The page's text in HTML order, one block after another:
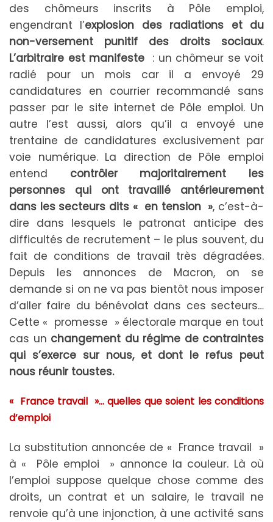
des chômeurs inscrits à Pôle emploi,
engendrant l’explosion des radiations et du
non-versement punitif des droits sociaux.
L’arbitraire est manifeste : un chômeur se voit
radié pour un mois car il a envoyé 29
candidatures en courrier recommandé sans
passer par le site internet de Pôle emploi. Un
autre l’est aussi, alors qu’il a envoyé une
trentaine de candidatures exclusivement par
voie numérique. La direction de Pôle emploi
entend contrôler majoritairement les
personnes qui ont travaillé antérieurement
dans les secteurs dits « en tension », c’est-à-
dire dans lesquels le patronat anticipe des
difficultés de recrutement – le plus souvent, du
fait de conditions de travail très dégradées.
Depuis les annonces de Macron, on se
demande si on ne va pas bientôt nous imposer
d’aller faire du bénévolat dans ces secteurs…
Cette « promesse » électorale marque en tout
cas un changement du régime de contraintes
qui s’exerce sur nous, et dont le refus peut
nous réunir toustes.
« France travail »… quelles que soient les conditions
d’emploi
La substitution annoncée de « France travail »
à « Pôle emploi » annonce la couleur. Là où
l’emploi suppose quelque chose comme des
droits, un contrat et un salaire, le travail ne
renvoie qu’à une injonction, à une activité sans